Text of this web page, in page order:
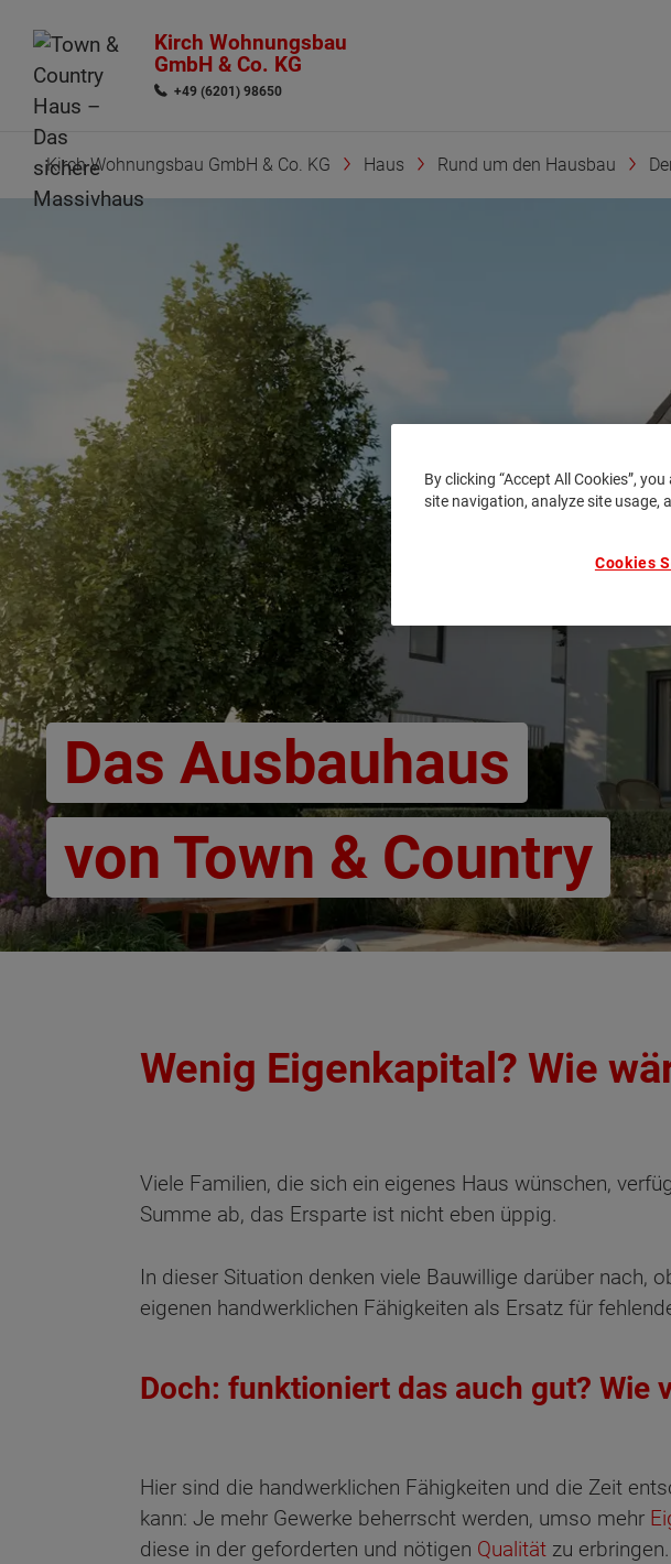
Kirch Wohnungsbau
GmbH & Co. KG
+49 (6201) 98650
Kirch Wohnungsbau GmbH & Co. KG Haus Rund um den Hausbau
Das Ausbauhaus
von Town & Country
Wenig Eigenkapital? Wie
Viele Familien, die sich ein eigenes Haus wünschen,
Summe ab, das Ersparte ist nicht eben üppig.
In dieser Situation denken viele Bauwillige darüber nach,
eigenen handwerklichen Fähigkeiten als Ersatz für
Doch: funktioniert das auch gut? Wie
Hier sind die handwerklichen Fähigkeiten und die Zeit
kann: Je mehr Gewerke beherrscht werden, umso mehr
diese in der geforderten und nötigen Qualität zu erbringen.
By clicking “Accept All Cookies”,
site navigation, analyze site usage,
Cookies